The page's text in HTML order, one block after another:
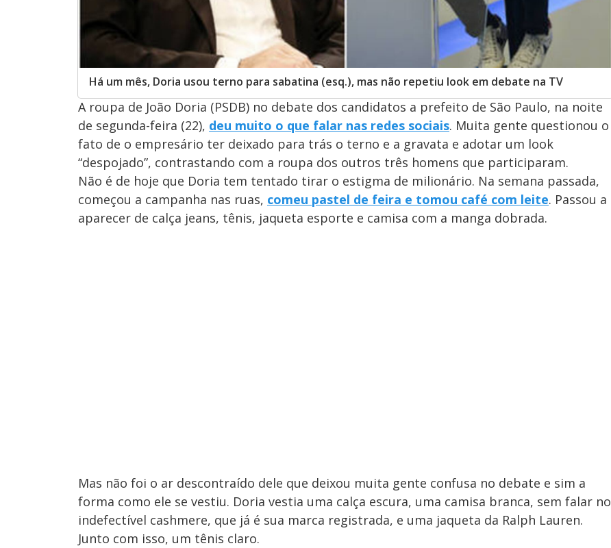
Há um mês, Doria usou terno para sabatina (esq.), mas não repetiu look em debate na TV
A roupa de João Doria (PSDB) no debate dos candidatos a prefeito de São Paulo, na noite
de segunda-feira (22), deu muito o que falar nas redes sociais. Muita gente questionou o
fato de o empresário ter deixado para trás o terno e a gravata e adotar um look
“despojado”, contrastando com a roupa dos outros três homens que participaram.
Não é de hoje que Doria tem tentado tirar o estigma de milionário. Na semana passada,
começou a campanha nas ruas, comeu pastel de feira e tomou café com leite. Passou a
aparecer de calça jeans, tênis, jaqueta esporte e camisa com a manga dobrada.
Mas não foi o ar descontraído dele que deixou muita gente confusa no debate e sim a
forma como ele se vestiu. Doria vestia uma calça escura, uma camisa branca, sem falar no
indefectível cashmere, que já é sua marca registrada, e uma jaqueta da Ralph Lauren.
Junto com isso, um tênis claro.